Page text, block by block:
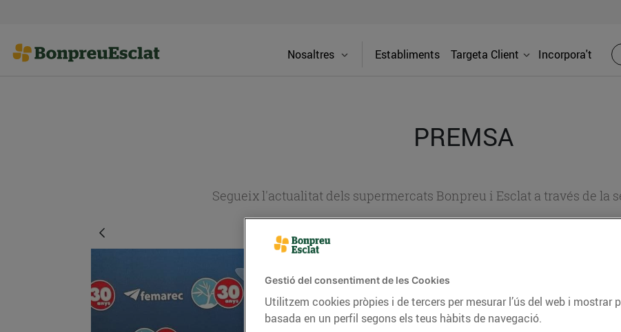
Nosaltres Establiments Targeta Client Incorpora't
PREMSA
Segueix l'actualitat dels supermercats Bonpreu i Esclat a través de la
Gestió del consentiment de les Cookies
Utilitzem cookies pròpies i de tercers per mesurar l’ús del web i mostrar
basada en un perfil segons els teus hàbits de navegació.